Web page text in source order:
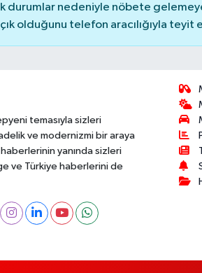
durumlar nedeniyle nöbete
olduğunu telefon aracılığıyla teyit
temasıyla sizleri
ve modernizmi bir araya
yanında sizleri
ve Türkiye haberlerini de